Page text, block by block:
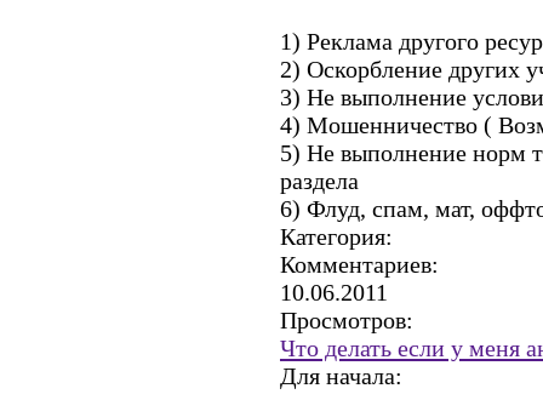
1) Реклама другого
2) Оскорбление других
3) Не выполнение
4) Мошенничество (
5) Не выполнение норм
раздела
6) Флуд, спам, мат,
Категория:
Комментариев:
10.06.2011
Просмотров:
Что делать если у меня
Для начала: